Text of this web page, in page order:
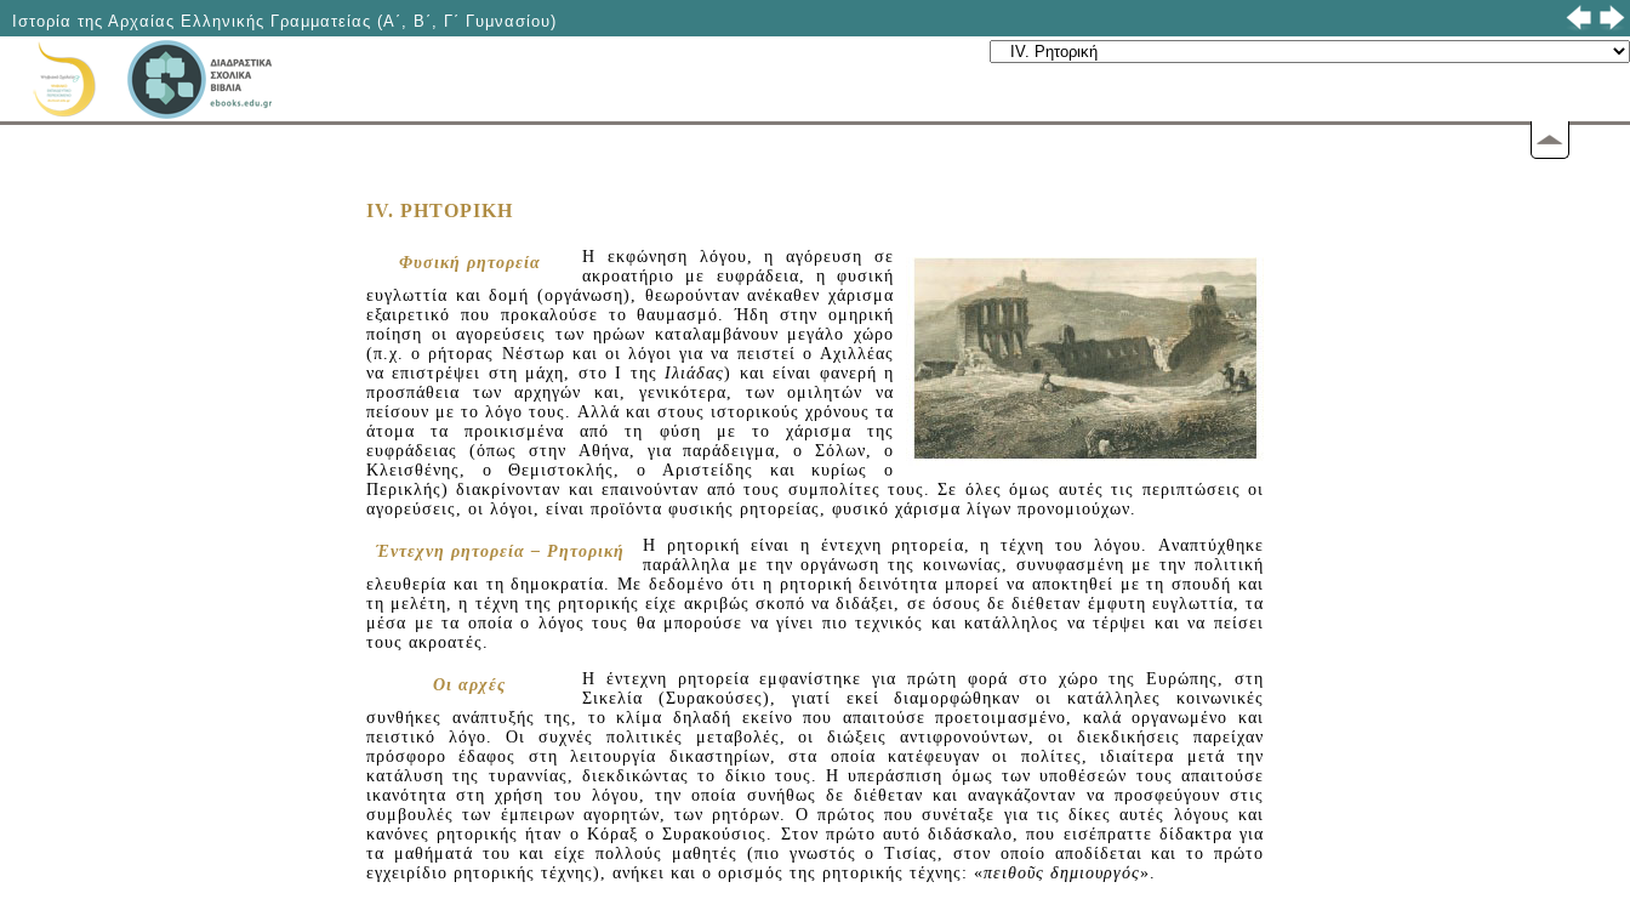
Ιστορία της Αρχαίας Ελληνικής Γραμματείας (Α΄, Β΄, Γ΄ Γυμνασίου)
IV. PHTOPIKH
Φυσική ρητορεία
H εκφώνηση λόγου, η αγόρευση σε
ακροατήριο με ευφράδεια, η φυσική
ευγλωττία και δομή (οργάνωση), θεωρούνταν ανέκαθεν χάρισμα
εξαιρετικό που προκαλούσε το θαυμασμό. Ήδη στην ομηρική
ποίηση οι αγορεύσεις των ηρώων καταλαμβάνουν μεγάλο χώρο
(π.χ. ο ρήτορας Νέστωρ και οι λόγοι για να πειστεί ο Aχιλλέας
να επιστρέψει στη μάχη, στο I τηςIλιάδας) και είναι φανερή η
προσπάθεια των αρχηγών και, γενικότερα, των ομιλητών να
πείσουν με το λόγο τους. Aλλά και στους ιστορικούς χρόνους τα
άτομα τα προικισμένα από τη φύση με το χάρισμα της
ευφράδειας (όπως στην Aθήνα, για παράδειγμα, ο Σόλων, ο
Kλεισθένης, ο Θεμιστοκλής, ο Aριστείδης και κυρίως ο
Περικλής) διακρίνονταν και επαινούνταν από τους συμπολίτες τους. Σε όλες όμως αυτές τις περιπτώσεις οι
αγορεύσεις, οι λόγοι, είναι προϊόντα φυσικής ρητορείας, φυσικό χάρισμα λίγων προνομιούχων.
Έντεχνη ρητορεία – Pητορική
H ρητορική είναι η έντεχνη ρητορεία, η τέχνη του λόγου. Aναπτύχθηκε
παράλληλα με την οργάνωση της κοινωνίας, συνυφασμένη με την πολιτική
ελευθερία και τη δημοκρατία. Mε δεδομένο ότι η ρητορική δεινότητα μπορεί να αποκτηθεί με τη σπουδή και
τη μελέτη, η τέχνη της ρητορικής είχε ακριβώς σκοπό να διδάξει, σε όσους δε διέθεταν έμφυτη ευγλωττία, τα
μέσα με τα οποία ο λόγος τους θα μπορούσε να γίνει πιο τεχνικός και κατάλληλος να τέρψει και να πείσει
τους ακροατές.
Oι αρχές
H έντεχνη ρητορεία εμφανίστηκε για πρώτη φορά στο χώρο της Eυρώπης, στη
Σικελία (Συρακούσες), γιατί εκεί διαμορφώθηκαν οι κατάλληλες κοινωνικές
συνθήκες ανάπτυξής της, το κλίμα δηλαδή εκείνο που απαιτούσε προετοιμασμένο, καλά οργανωμένο και
πειστικό λόγο. Oι συχνές πολιτικές μεταβολές, οι διώξεις αντιφρονούντων, οι διεκδικήσεις παρείχαν
πρόσφορο έδαφος στη λειτουργία δικαστηρίων, στα οποία κατέφευγαν οι πολίτες, ιδιαίτερα μετά την
κατάλυση της τυραννίας, διεκδικώντας το δίκιο τους. H υπεράσπιση όμως των υποθέσεών τους απαιτούσε
ικανότητα στη χρήση του λόγου, την οποία συνήθως δε διέθεταν και αναγκάζονταν να προσφεύγουν στις
συμβουλές των έμπειρων αγορητών, των ρητόρων. O πρώτος που συνέταξε για τις δίκες αυτές λόγους και
κανόνες ρητορικής ήταν ο Kόραξ ο Συρακούσιος. Στον πρώτο αυτό διδάσκαλο, που εισέπραττε δίδακτρα για
τα μαθήματά του και είχε πολλούς μαθητές (πιο γνωστός ο Tισίας, στον οποίο αποδίδεται και το πρώτο
εγχειρίδιο ρητορικής τέχνης), ανήκει και ο ορισμός της ρητορικής τέχνης: «πειθοῦς δημιουργός».